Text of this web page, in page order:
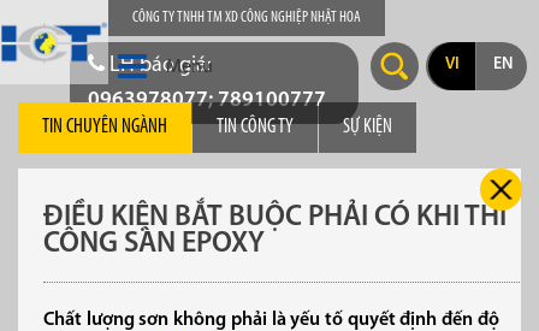
CÔNG TY TNHH TM XD CÔNG NGHIỆP NHẬT HOA
LH báo giá:
0963978077; 789100777
VI EN
Menu
TIN CHUYÊN NGÀNH TIN CÔNG TY SỰ KIỆN
ĐIỀU KIỆN BẮT BUỘC PHẢI CÓ KHI THI
CÔNG SÀN EPOXY
Chất lượng sơn không phải là yếu tố quyết định đến độ